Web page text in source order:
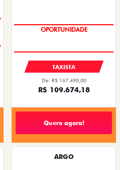
PREÇOS REDUZIDOS
TAXISTA
De: R$ 167.490,00
R$ 109.674,18
Quero agora!
ARGO